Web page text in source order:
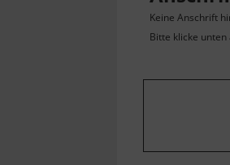
Keine Anschrift
Bitte klicke unten